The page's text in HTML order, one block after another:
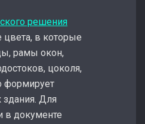
решения
в которые
рамы окон,
цоколя,
формирует
здания. Для
в документе